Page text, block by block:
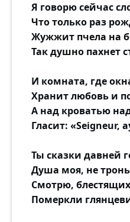
Я говорю сейчас
Что только раз
Жужжит пчела на
Так душно пахнет
И комната, где
Хранит любовь и
А над кроватью
Гласит: «Seigneur,
Ты сказки давней
Душа моя, не
Смотрю, блестящих
Померкли